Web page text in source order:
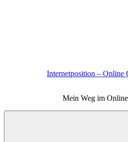
Internetposition – Online
Mein Weg im